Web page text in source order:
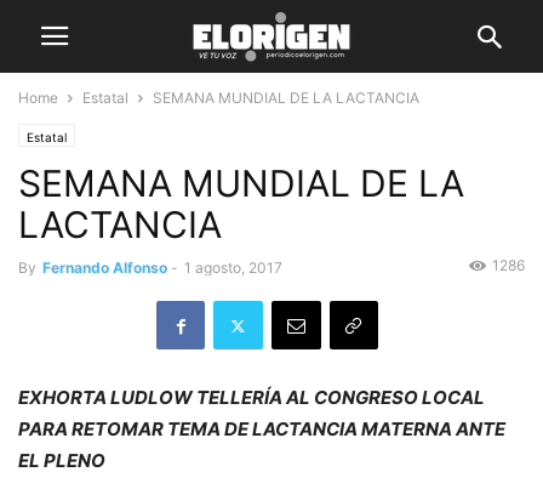
Home Estatal SEMANA MUNDIAL DE LA LACTANCIA
Estatal
SEMANA MUNDIAL DE LA
LACTANCIA
By Fernando Alfonso - 1 agosto, 2017 1286
EXHORTA LUDLOW TELLERÍA AL CONGRESO LOCAL
PARA RETOMAR TEMA DE LACTANCIA MATERNA ANTE
EL PLENO